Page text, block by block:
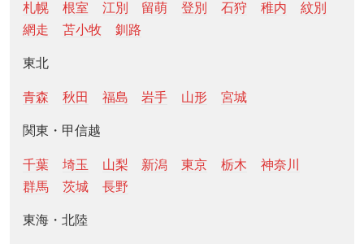
札幌
根室 江別 留萌 登別 石狩 稚内
紋別
網走
苫小牧 釧路
東北
青森 秋田 福島 岩手 山形 宮城
関東・甲信越
千葉 埼玉 山梨 新潟 東京 栃木
神奈川
群馬
茨城 長野
東海・北陸